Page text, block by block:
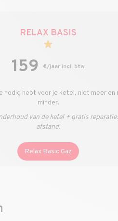
RELAX BASIS
159 €/jaar incl. btw
nodig hebt voor je ketel, niet meer en
minder.
van de ketel + gratis
afstand.
Relax Basic Gaz